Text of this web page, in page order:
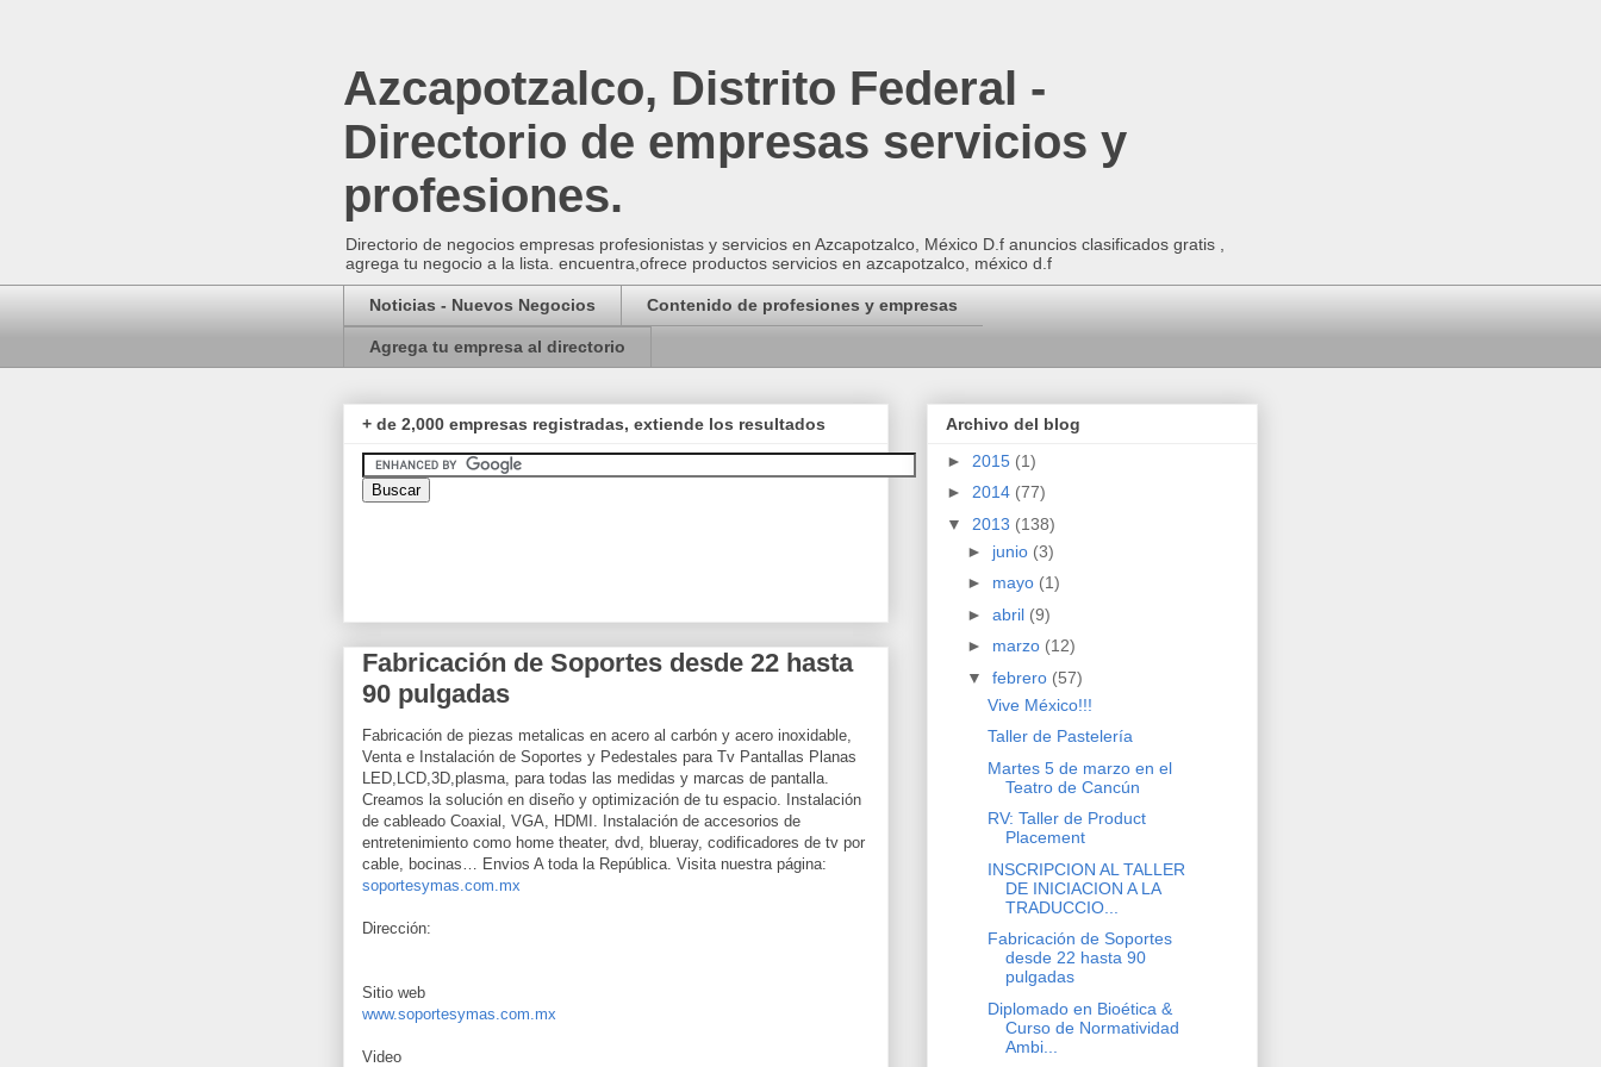
Azcapotzalco, Distrito Federal -
Directorio de empresas servicios y
profesiones.
Directorio de negocios empresas profesionistas y servicios en Azcapotzalco, México D.f anuncios clasificados gratis ,
agrega tu negocio a la lista. encuentra,ofrece productos servicios en azcapotzalco, méxico d.f
Noticias - Nuevos Negocios Contenido de profesiones y empresas
Agrega tu empresa al directorio
+ de 2,000 empresas registradas, extiende los resultados
Fabricación de Soportes desde 22 hasta
90 pulgadas
Fabricación de piezas metalicas en acero al carbón y acero inoxidable,
Venta e Instalación de Soportes y Pedestales para Tv Pantallas Planas
LED,LCD,3D,plasma, para todas las medidas y marcas de pantalla.
Creamos la solución en diseño y optimización de tu espacio. Instalación
de cableado Coaxial, VGA, HDMI. Instalación de accesorios de
entretenimiento como home theater, dvd, blueray, codificadores de tv por
cable, bocinas… Envios A toda la República. Visita nuestra página:
soportesymas.com.mx
Dirección:
Sitio web
www.soportesymas.com.mx
Video
Archivo del blog
► 2015 (1)
► 2014 (77)
▼ 2013 (138)
► junio (3)
► mayo (1)
► abril (9)
► marzo (12)
▼ febrero (57)
Vive México!!!
Taller de Pastelería
Martes 5 de marzo en el
Teatro de Cancún
RV: Taller de Product
Placement
INSCRIPCION AL TALLER
DE INICIACION A LA
TRADUCCIO...
Fabricación de Soportes
desde 22 hasta 90
pulgadas
Diplomado en Bioética &
Curso de Normatividad
Ambi...